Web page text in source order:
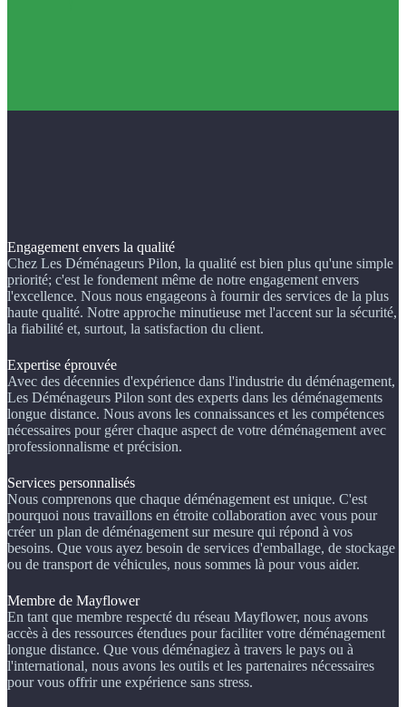
Engagement envers la qualité
Chez Les Déménageurs Pilon, la qualité est bien plus qu'une simple
priorité; c'est le fondement même de notre engagement envers
l'excellence. Nous nous engageons à fournir des services de la plus
haute qualité. Notre approche minutieuse met l'accent sur la sécurité,
la fiabilité et, surtout, la satisfaction du client.
Expertise éprouvée
Avec des décennies d'expérience dans l'industrie du déménagement,
Les Déménageurs Pilon sont des experts dans les déménagements
longue distance. Nous avons les connaissances et les compétences
nécessaires pour gérer chaque aspect de votre déménagement avec
professionnalisme et précision.
Services personnalisés
Nous comprenons que chaque déménagement est unique. C'est
pourquoi nous travaillons en étroite collaboration avec vous pour
créer un plan de déménagement sur mesure qui répond à vos
besoins. Que vous ayez besoin de services d'emballage, de stockage
ou de transport de véhicules, nous sommes là pour vous aider.
Membre de Mayflower
En tant que membre respecté du réseau Mayflower, nous avons
accès à des ressources étendues pour faciliter votre déménagement
longue distance. Que vous déménagiez à travers le pays ou à
l'international, nous avons les outils et les partenaires nécessaires
pour vous offrir une expérience sans stress.